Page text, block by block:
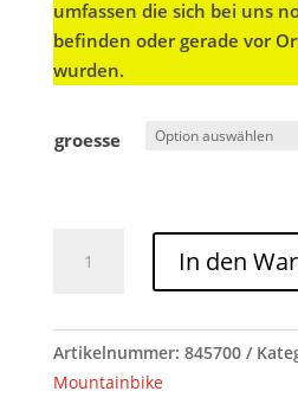
umfassen die sich bei uns
befinden oder gerade vor
wurden.
groesse
Phenix
SLT
liquidlava
´n
In den
Artikelnummer: 845700
Mountainbike